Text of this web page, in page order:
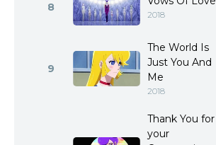
8
2018
9
The World Is
Just You And
Me
2018
Thank You for
your